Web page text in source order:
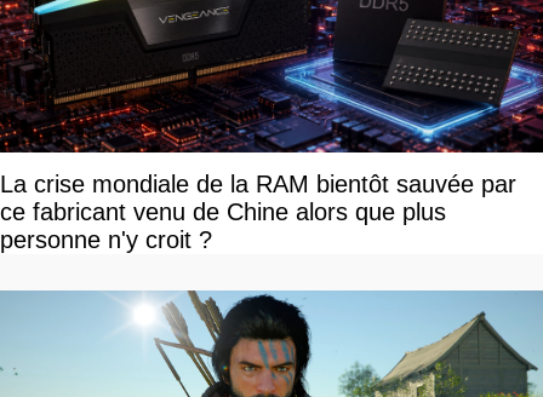
La crise mondiale de la RAM bientôt sauvée par
ce fabricant venu de Chine alors que plus
personne n'y croit ?